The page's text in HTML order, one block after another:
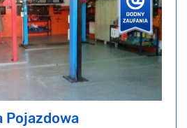
Pojazdowa